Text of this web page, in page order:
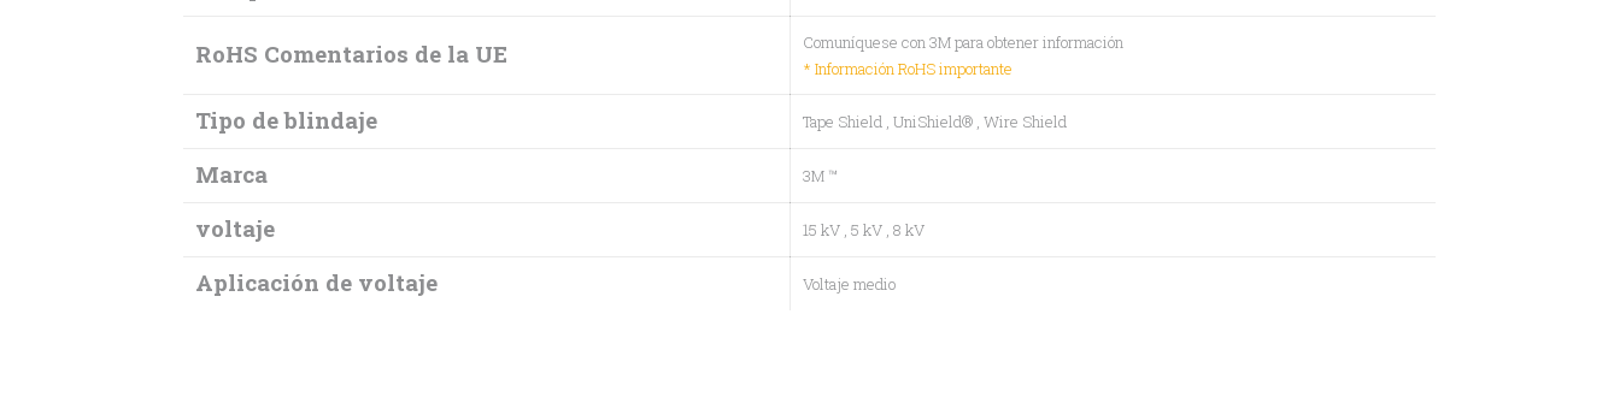
RoHS Comentarios de la UE
Comuníquese con 3M para obtener información
* Información RoHS importante
Tipo de blindaje Tape Shield , UniShield® , Wire Shield
Marca 3M ™
voltaje 15 kV , 5 kV , 8 kV
Aplicación de voltaje Voltaje medio